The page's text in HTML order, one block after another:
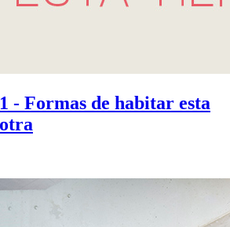
- Formas de habitar esta